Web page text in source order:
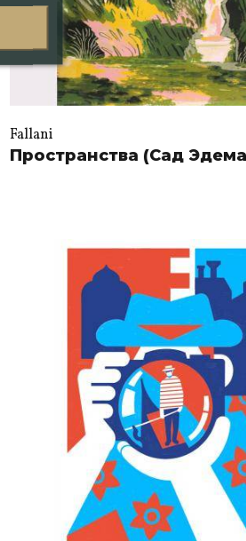
Fallani
Пространства (Сад